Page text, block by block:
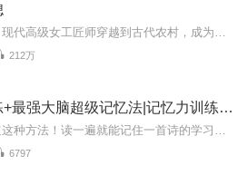
212万
记忆力训练+最强大脑超级记忆法|记忆力训练教程全集
6797